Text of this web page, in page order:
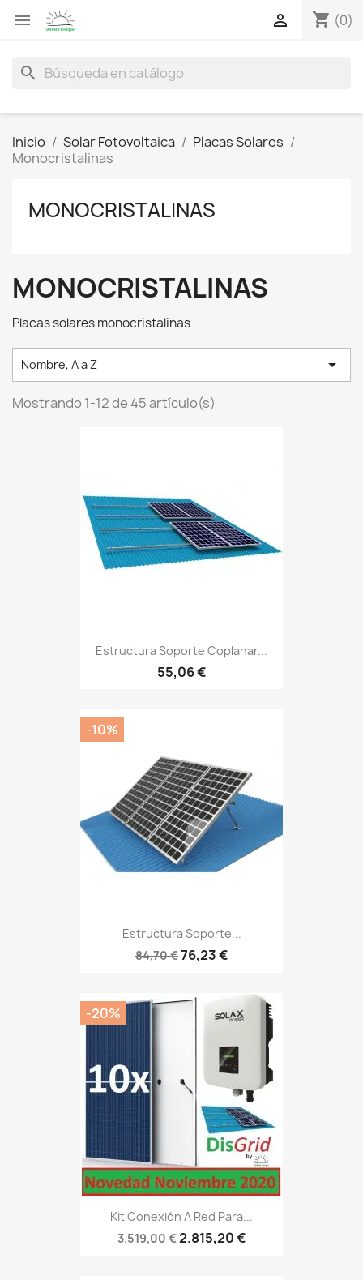
 shopping_cart (0)

search
Inicio Solar Fotovoltaica
Placas Solares
Monocristalinas
MONOCRISTALINAS
MONOCRISTALINAS
Placas solares monocristalinas
Nombre, A a Z 
Mostrando 1-12 de 45 artículo(s)
Estructura Soporte Coplanar...
55,06 €
Estructura Soporte...
84,70 €76,23 €
-10%
Kit Conexión A Red Para...
3.519,00 €2.815,20 €
-20%